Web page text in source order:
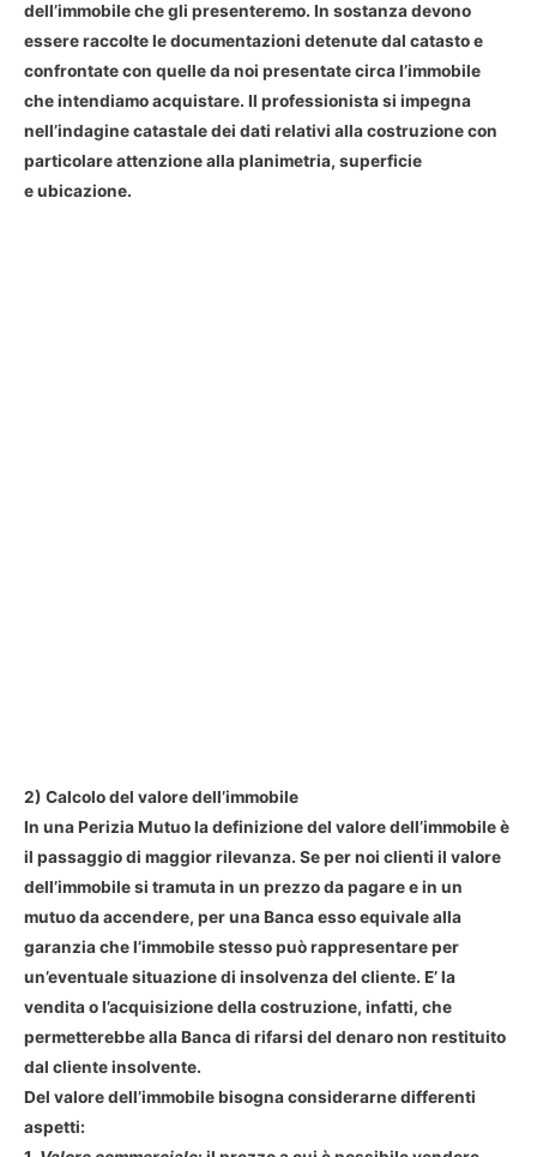
dell’immobile che gli presenteremo. In sostanza devono
essere raccolte le documentazioni detenute dal catasto e
confrontate con quelle da noi presentate circa l’immobile
che intendiamo acquistare. Il professionista si impegna
nell’indagine catastale dei dati relativi alla costruzione con
particolare attenzione alla planimetria, superficie
e ubicazione.
2) Calcolo del valore dell’immobile
In una Perizia Mutuo la definizione del valore dell’immobile è
il passaggio di maggior rilevanza. Se per noi clienti il valore
dell’immobile si tramuta in un prezzo da pagare e in un
mutuo da accendere, per una Banca esso equivale alla
garanzia che l’immobile stesso può rappresentare per
un’eventuale situazione di insolvenza del cliente. E’ la
vendita o l’acquisizione della costruzione, infatti, che
permetterebbe alla Banca di rifarsi del denaro non restituito
dal cliente insolvente.
Del valore dell’immobile bisogna considerarne differenti
aspetti: